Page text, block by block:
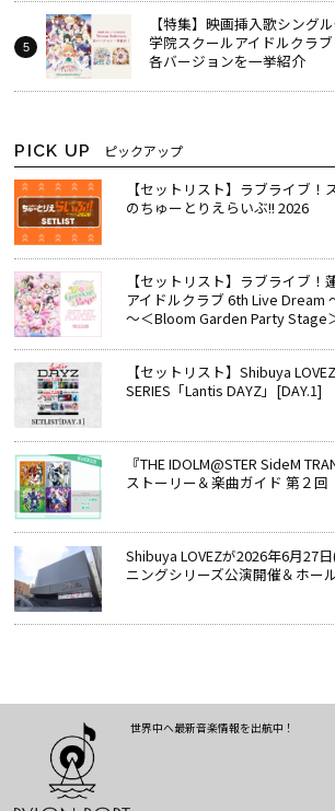
【特集】映画挿入歌シング
学院スクールアイドルクラ
各バージョンを一挙紹介
PICK UP ピックアップ
【セットリスト】ラブライブ！
のちゅーとりえらいぶ!! 2026
【セットリスト】ラブライブ！
アイドルクラブ 6th Live Dream
～＜Bloom Garden Party Stage
【セットリスト】Shibuya
SERIES「Lantis DAYZ」[DAY.1]
『THE IDOLM@STER SideM
ストーリー＆楽曲ガイド 第２回
Shibuya LOVEZが2026年6月27
ニングシリーズ公演開催＆ホー
世界中へ最新音楽情報を出航中！